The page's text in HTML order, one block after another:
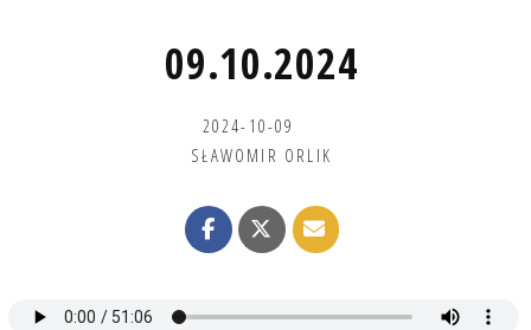
09.10.2024
2024-10-09
SŁAWOMIR ORLIK